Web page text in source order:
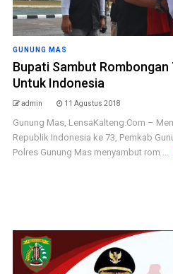
GUNUNG MAS
Bupati Sambut
Untuk Indonesia
admin 11 Agustus 2018
Gunung Mas, LensaKalteng.Com –
Republik Indonesia ke 73, Pemkab
Polres Gunung Mas menyambut rom ...